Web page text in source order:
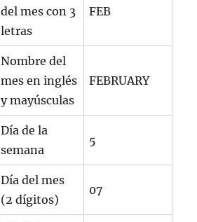
del mes con 3
letras
FEB
Nombre del
mes en inglés
y mayúsculas
FEBRUARY
Día de la
semana
5
Día del mes
(2 dígitos)
07